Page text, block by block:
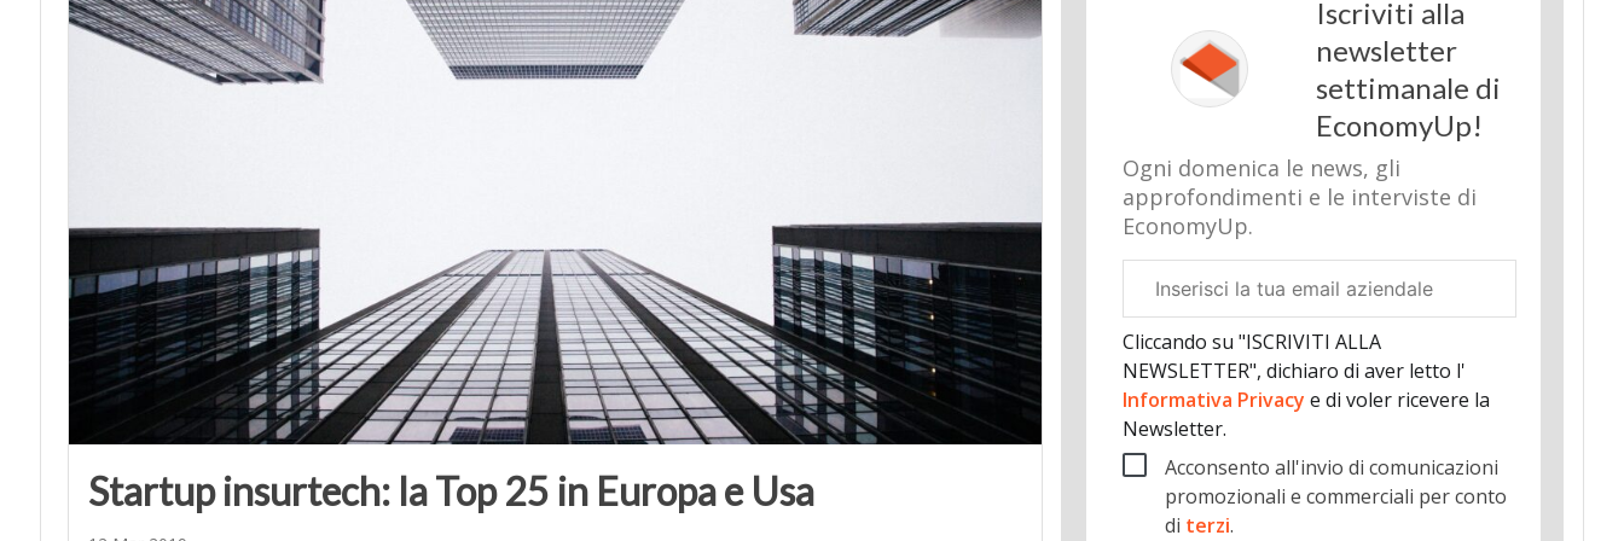
Startup insurtech: la Top 25 in Europa e Usa
Iscriviti alla
newsletter
settimanale di
EconomyUp!
Ogni domenica le news, gli
approfondimenti e le interviste di
EconomyUp.
aziendale
Cliccando su "ISCRIVITI ALLA
NEWSLETTER", dichiaro di aver letto l'
Informativa Privacy e di voler ricevere la
Newsletter.
Acconsento all'invio di comunicazioni
promozionali e commerciali per conto
di terzi.